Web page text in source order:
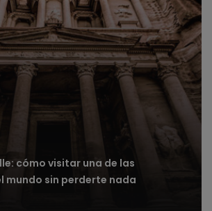
cómo visitar una de las
mundo sin perderte nada